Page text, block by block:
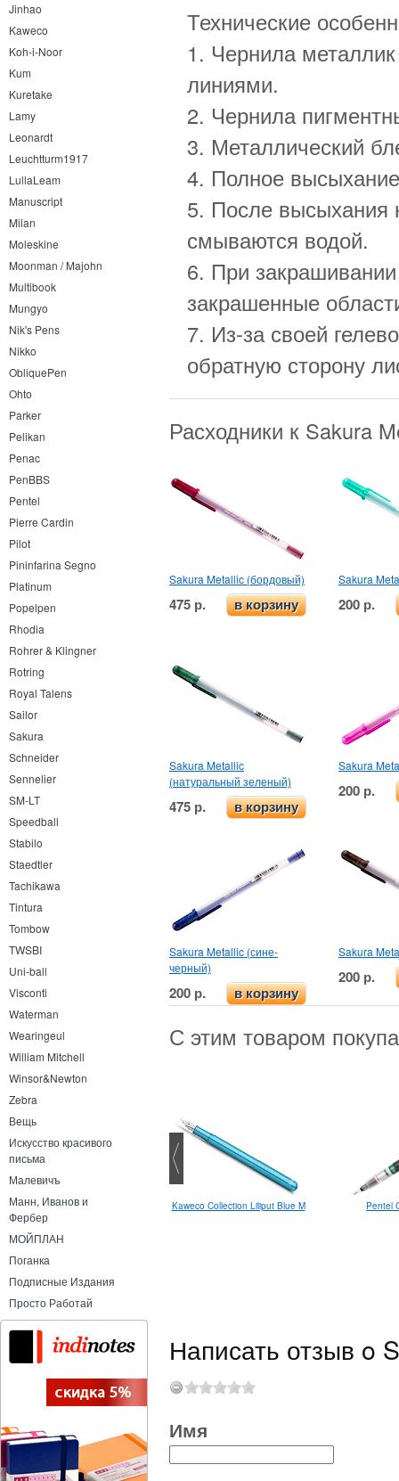
Jinhao
Kaweco
Koh-i-Noor
Kum
Kuretake
Lamy
Leonardt
Leuchtturm1917
LullaLeam
Manuscript
Milan
Moleskine
Moonman / Majohn
Multibook
Mungyo
Nik's Pens
Nikko
ObliquePen
Ohto
Parker
Pelikan
Penac
PenBBS
Pentel
Pierre Cardin
Pilot
Pininfarina Segno
Platinum
Popelpen
Rhodia
Rohrer & Klingner
Rotring
Royal Talens
Sailor
Sakura
Schneider
Sennelier
SM-LT
Speedball
Stabilo
Staedtler
Tachikawa
Tintura
Tombow
TWSBI
Uni-ball
Visconti
Waterman
Wearingeul
William Mitchell
Winsor&Newton
Zebra
Вещь
Искусство красивого
письма
Малевичъ
Манн, Иванов и
Фербер
МОЙПЛАН
Поганка
Подписные Издания
Просто Работай
Технические
1. Чернила
линиями.
2. Чернила
3. Металлический
4. Полное
5. После высыхания
смываются водой.
6. При
закрашенные
7. Из-за своей
обратную сторону
Расходники к Sakura
Sakura Metallic (бордовый)
475 р. в корзину
Sakura
200 р.
Sakura Metallic
(натуральный зеленый)
475 р. в корзину
Sakura
200 р.
Sakura Metallic (сине-
черный)
200 р. в корзину
Sakura
200 р.
С этим товаром
Frosted Sport Gel Sweet
Banana роллер
Kaweco Collection Liliput Blue M Pentel
Написать отзыв o
Имя